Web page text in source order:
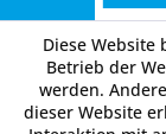
Diese Website
Betrieb der
werden.
dieser Website